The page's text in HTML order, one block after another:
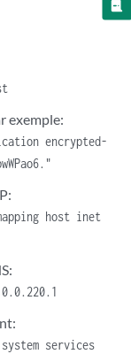
exemple:
encrypted-
host inet
services